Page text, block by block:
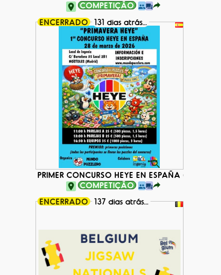
COMPETIÇÃO
ENCERRADO
131 dias atrás...
PRIMER CONCURSO HEYE EN ESPAÑA
COMPETIÇÃO
ENCERRADO
137 dias atrás...